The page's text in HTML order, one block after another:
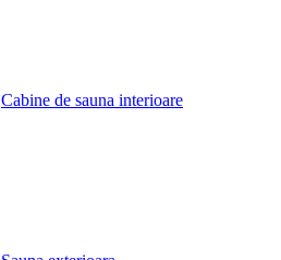
Cabine de sauna interioare